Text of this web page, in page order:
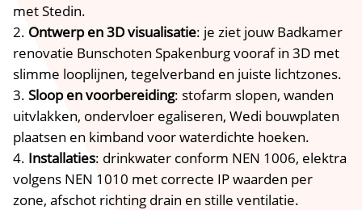
met Stedin.​
Ontwerp en 3D visualisatie: je ziet jouw Badkamer
renovatie Bunschoten Spakenburg vooraf in 3D met
slimme looplijnen, tegelverband en juiste lichtzones.​
Sloop en voorbereiding: stofarm slopen, wanden
uitvlakken, ondervloer egaliseren, Wedi bouwplaten
plaatsen en kimband voor waterdichte hoeken.​
Installaties: drinkwater conform NEN 1006, elektra
volgens NEN 1010 met correcte IP waarden per
zone, afschot richting drain en stille ventilatie.​